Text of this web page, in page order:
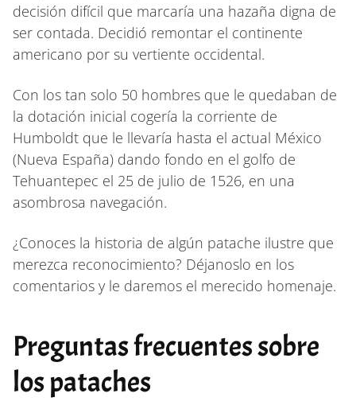
decisión difícil que marcaría una hazaña digna de
ser contada. Decidió remontar el continente
americano por su vertiente occidental.
Con los tan solo 50 hombres que le quedaban de
la dotación inicial cogería la corriente de
Humboldt que le llevaría hasta el actual México
(Nueva España) dando fondo en el golfo de
Tehuantepec el 25 de julio de 1526, en una
asombrosa navegación.
¿Conoces la historia de algún patache ilustre que
merezca reconocimiento? Déjanoslo en los
comentarios y le daremos el merecido homenaje.
Preguntas frecuentes sobre
los pataches